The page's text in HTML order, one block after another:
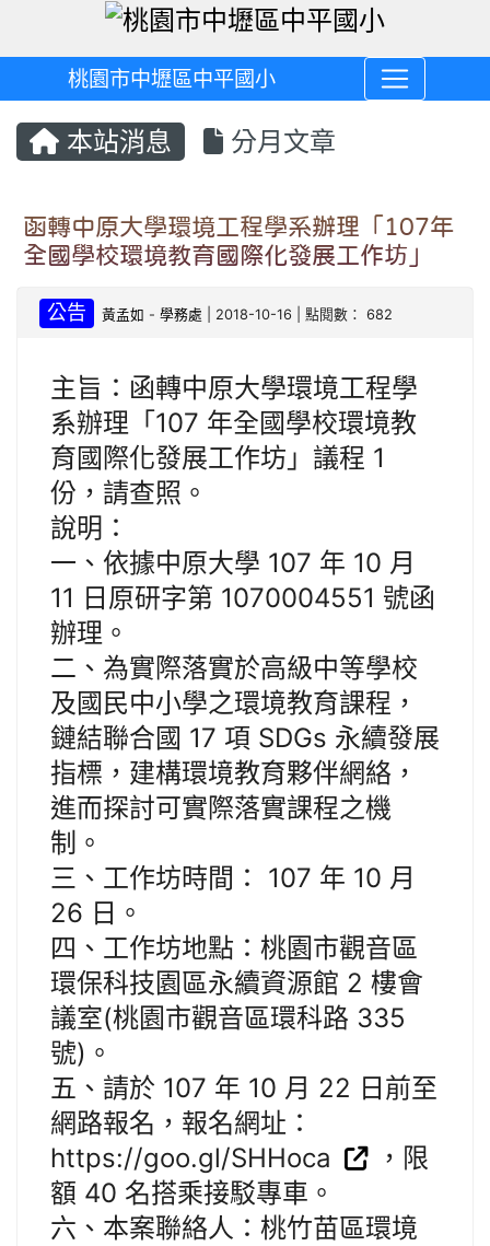
桃園市中壢區中平國小
本站消息 分月文章
函轉中原大學環境工程學系辦理「107年
全國學校環境教育國際化發展工作坊」
公告 黃孟如 -學務處 | 2018-10-16 | 點閱數： 682
主旨：函轉中原大學環境工程學
系辦理「107 年全國學校環境教
育國際化發展工作坊」議程 1
份，請查照。
說明：
一、依據中原大學 107 年 10 月
11 日原研字第 1070004551 號函
辦理。
二、為實際落實於高級中等學校
及國民中小學之環境教育課程，
鏈結聯合國 17 項 SDGs 永續發展
指標，建構環境教育夥伴網絡，
進而探討可實際落實課程之機
制。
三、工作坊時間： 107 年 10 月
26 日。
四、工作坊地點：桃園市觀音區
環保科技園區永續資源館 2 樓會
議室(桃園市觀音區環科路 335
號)。
五、請於 107 年 10 月 22 日前至
網路報名，報名網址：
https://goo.gl/SHHoca
，限
額 40 名搭乘接駁專車。
六、本案聯絡人：桃竹苗區環境